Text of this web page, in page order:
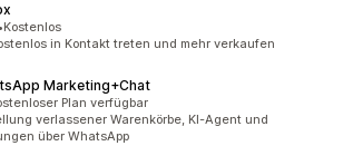
insgesamt
•Kostenlos
in Kontakt treten und mehr verkaufen
Marketing+Chat
insgesamtPlan verfügbar
verlassener Warenkörbe, KI-Agent und
über WhatsApp